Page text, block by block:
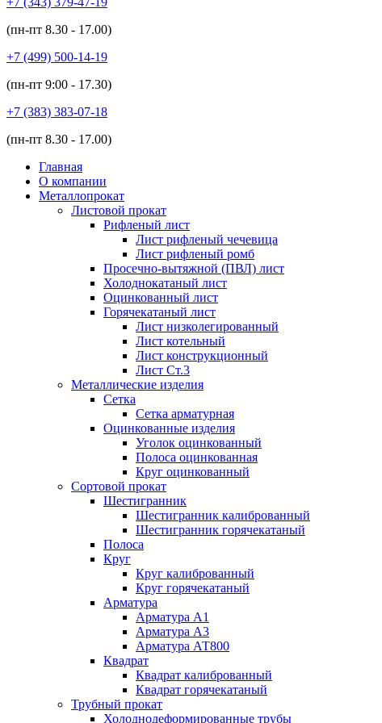
(пн-пт 8.30 - 17.00)
+7 (499) 500-14-19
(пн-пт 9:00 - 17.30)
+7 (383) 383-07-18
(пн-пт 8.30 - 17.00)
Главная
О компании
Металлопрокат
Листовой прокат
Рифленый лист
Лист рифленый чечевица
Лист рифленый ромб
Просечно-вытяжной (ПВЛ) лист
Холоднокатаный лист
Оцинкованный лист
Горячекатаный лист
Лист низколегированный
Лист котельный
Лист конструкционный
Лист Ст.3
Металлические изделия
Сетка
Сетка арматурная
Оцинкованные изделия
Уголок оцинкованный
Полоса оцинкованная
Круг оцинкованный
Сортовой прокат
Шестигранник
Шестигранник калиброванный
Шестигранник горячекатаный
Полоса
Круг
Круг калиброванный
Круг горячекатаный
Арматура
Арматура А1
Арматура А3
Арматура АТ800
Квадрат
Квадрат калиброванный
Квадрат горячекатаный
Трубный прокат
Холоднодеформированные трубы